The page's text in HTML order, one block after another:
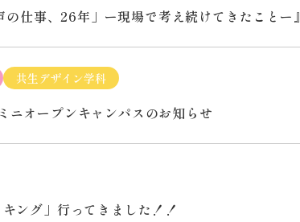
事、26年」ー現場で考え続けてきたことー』
共生デザイン学科
ニオープンキャンパスのお知らせ
ング」行ってきました！！